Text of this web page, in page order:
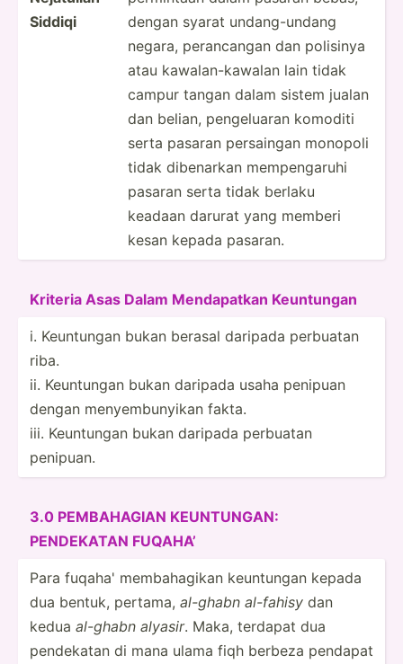
Siddiqi
dengan syarat undang­-undang
negara, peranc­angan dan polisinya
atau kawala­n-k­awalan lain tidak
campur tangan dalam sistem jualan
dan belian, pengel­uaran komoditi
serta pasaran persaingan monopoli
tidak dibenarkan mempen­garuhi
pasaran serta tidak berlaku
keadaan darurat yang memberi
kesan kepada pasaran.
Kriteria Asas Dalam Mendap­atkan Keuntungan
i. Keuntungan bukan berasal daripada perbuatan
riba.
ii. Keuntungan bukan daripada usaha penipuan
dengan menyem­bun­yikan fakta.
iii. Keuntungan bukan daripada perbuatan
penipuan.
3.0 PEMBAH­AGIAN KEUNTU­NGAN:
PENDEKATAN FUQAHA’
Para fuqaha' membah­agikan keuntungan kepada
dua bentuk, pertama, al-ghabn al-fahisy dan
kedua al-ghabn alyasir. Maka, terdapat dua
pendekatan di mana ulama fiqh berbeza pendapat